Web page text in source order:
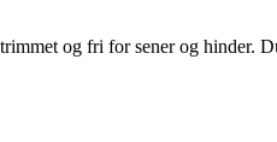
og fri for sener og hinder.